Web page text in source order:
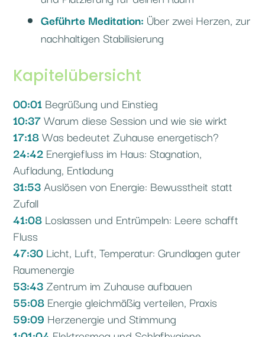
Geführte Meditation: Über zwei Herzen, zur
nachhaltigen Stabilisierung
Kapitelübersicht
00:01 Begrüßung und Einstieg
10:37Warum diese Session und wie sie wirkt
17:18Was bedeutet Zuhause energetisch?
24:42 Energiefluss im Haus: Stagnation,
Aufladung, Entladung
31:53Auslösen von Energie: Bewusstheit statt
Zufall
41:08 Loslassen und Entrümpeln: Leere schafft
Fluss
47:30 Licht, Luft, Temperatur: Grundlagen guter
Raumenergie
53:43Zentrum im Zuhause aufbauen
55:08 Energie gleichmäßig verteilen, Praxis
59:09 Herzenergie und Stimmung